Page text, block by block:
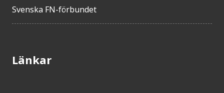
Svenska FN-förbundet
Länkar